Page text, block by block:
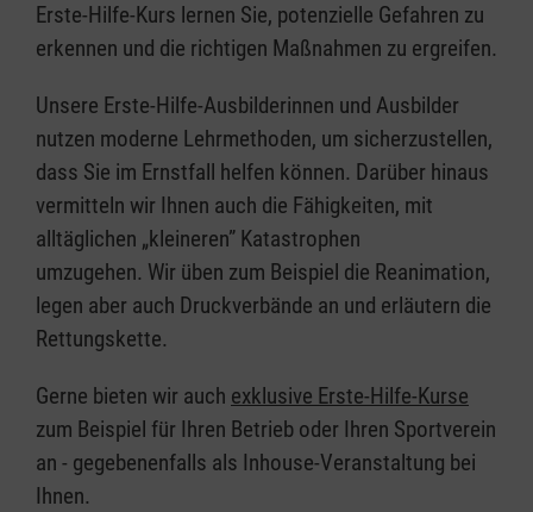
Erste-Hilfe-Kurs lernen Sie, potenzielle Gefahren zu
erkennen und die richtigen Maßnahmen zu ergreifen.
Unsere Erste-Hilfe-Ausbilderinnen und Ausbilder
nutzen moderne Lehrmethoden, um sicherzustellen,
dass Sie im Ernstfall helfen können. Darüber hinaus
vermitteln wir Ihnen auch die Fähigkeiten, mit
alltäglichen „kleineren” Katastrophen
umzugehen. Wir üben zum Beispiel die Reanimation,
legen aber auch Druckverbände an und erläutern die
Rettungskette.
Gerne bieten wir auch exklusive Erste-Hilfe-Kurse
zum Beispiel für Ihren Betrieb oder Ihren Sportverein
an - gegebenenfalls als Inhouse-Veranstaltung bei
Ihnen.